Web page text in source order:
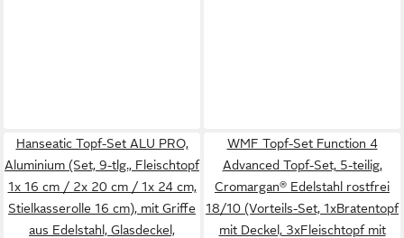
Hanseatic Topf-Set ALU PRO,
Aluminium (Set, 9-tlg., Fleischtopf
1x 16 cm / 2x 20 cm / 1x 24 cm,
Stielkasserolle 16 cm), mit Griffe
aus Edelstahl, Glasdeckel,
WMF Topf-Set Function 4
Advanced Topf-Set, 5-teilig,
Cromargan® Edelstahl rostfrei
18/10 (Vorteils-Set, 1xBratentopf
mit Deckel, 3xFleischtopf mit